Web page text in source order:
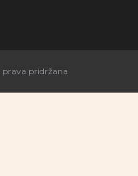
prava pridržana